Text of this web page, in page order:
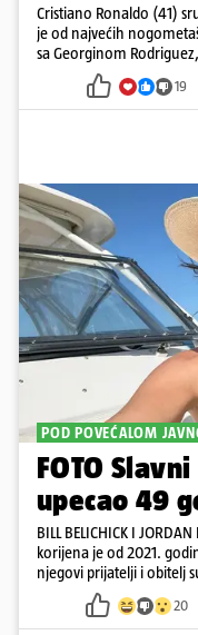
Cristiano Ronaldo (41)
je od najvećih
sa Georginom
19
POD POVEĆALOM
FOTO
upecao 49
BILL BELICHICK I
korijena je od 2021.
njegovi prijatelji i obitelj
kontrolira
20